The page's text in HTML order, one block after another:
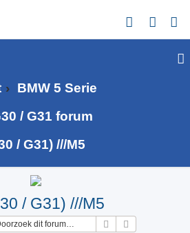
o
BMW 5 Serie
/ G31 forum
/ G31) ///M5
/ G31) ///M5
Zoek